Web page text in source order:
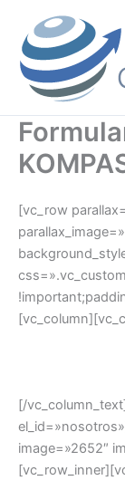
contenido
[vc_row
[/
image=»2652″